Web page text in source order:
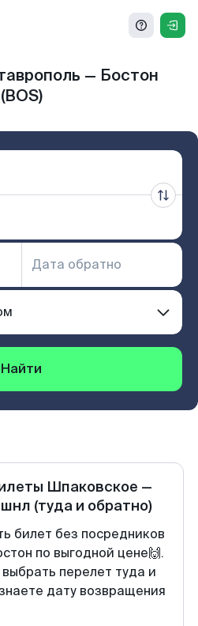
— Бостон
(BOS)
Найти
Шпаковское —
(туда и обратно)
билет без посредников
по выгодной цене🙌.
перелет туда и
дату возвращения